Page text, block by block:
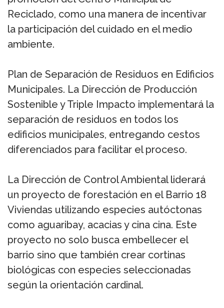
Reciclado, como una manera de incentivar
la participación del cuidado en el medio
ambiente.
Plan de Separación de Residuos en Edificios
Municipales. La Dirección de Producción
Sostenible y Triple Impacto implementará la
separación de residuos en todos los
edificios municipales, entregando cestos
diferenciados para facilitar el proceso.
La Dirección de Control Ambiental liderará
un proyecto de forestación en el Barrio 18
Viviendas utilizando especies autóctonas
como aguaribay, acacias y cina cina. Este
proyecto no solo busca embellecer el
barrio sino que también crear cortinas
biológicas con especies seleccionadas
según la orientación cardinal.